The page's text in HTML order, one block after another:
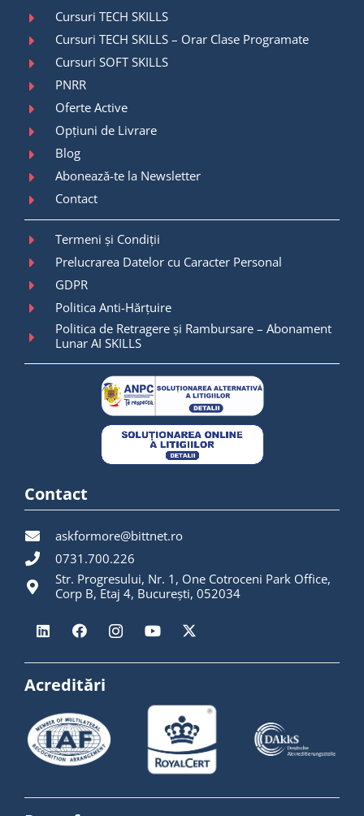
Cursuri TECH SKILLS
Cursuri TECH SKILLS – Orar Clase Programate
Cursuri SOFT SKILLS
PNRR
Oferte Active
Opțiuni de Livrare
Blog
Abonează-te la Newsletter
Contact
Termeni și Condiții
Prelucrarea Datelor cu Caracter Personal
GDPR
Politica Anti-Hărțuire
Politica de Retragere și Rambursare – Abonament
Lunar AI SKILLS
Contact
askformore@bittnet.ro
0731.700.226
Str. Progresului, Nr. 1, One Cotroceni Park Office,
Corp B, Etaj 4, București, 052034
Acreditări